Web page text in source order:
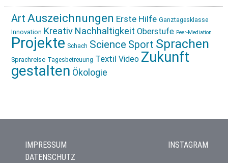
Art Auszeichnungen Erste Hilfe Ganztagesklasse
Innovation Kreativ Nachhaltigkeit Oberstufe Peer-Mediation
Projekte Schach Science Sport Sprachen
Sprachreise Tagesbetreuung Textil Video Zukunft
gestalten Ökologie
IMPRESSUM
DATENSCHUTZ
INSTAGRAM